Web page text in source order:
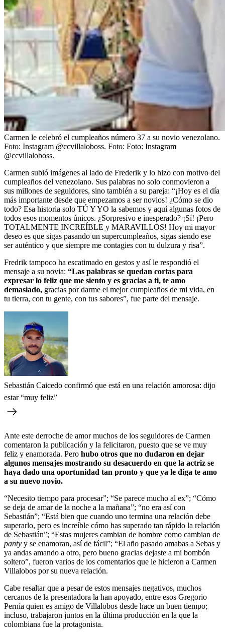
Carmen le celebró el cumpleaños número 37 a su novio venezolano.
Foto: Instagram @ccvillaloboss. Foto: Foto: Instagram
@ccvillaloboss.
Carmen subió imágenes al lado de Frederik y lo hizo con motivo del
cumpleaños del venezolano. Sus palabras no solo conmovieron a
sus millones de seguidores, sino también a su pareja: “¡Hoy es el día
más importante desde que empezamos a ser novios! ¿Cómo se dio
todo? Esa historia solo TÚ Y YO la sabemos y aquí algunas fotos de
todos esos momentos únicos. ¿Sorpresivo e inesperado? ¡Sí! ¡Pero
TOTALMENTE INCREÍBLE y MARAVILLOS! Hoy mi mayor
deseo es que sigas pasando un supercumpleaños, sigas siendo ese
ser auténtico y que siempre me contagies con tu dulzura y risa”.
Fredrik tampoco ha escatimado en gestos y así le respondió el
mensaje a su novia: “Las palabras se quedan cortas para
expresar lo feliz que me siento y es gracias a ti, te amo
demasiado, gracias por darme el mejor cumpleaños de mi vida, en
tu tierra, con tu gente, con tus sabores”, fue parte del mensaje.
Sebastián Caicedo confirmó que está en una relación amorosa: dijo
estar “muy feliz”
Ante este derroche de amor muchos de los seguidores de Carmen
comentaron la publicación y la felicitaron, puesto que se ve muy
feliz y enamorada. Pero hubo otros que no dudaron en dejar
algunos mensajes mostrando su desacuerdo en que la actriz se
haya dado una oportunidad tan pronto y que ya le diga te amo
a su nuevo novio.
“Necesito tiempo para procesar”; “Se parece mucho al ex”; “Cómo
se deja de amar de la noche a la mañana”; “no era así con
Sebastián”; “Está bien que cuando uno termina una relación debe
superarlo, pero es increíble cómo has superado tan rápido la relación
de Sebastián”; “Estas mujeres cambian de hombre como cambian de
panty y se enamoran, así de fácil”; “El año pasado amabas a Sebas y
ya andas amando a otro, pero bueno gracias dejaste a mi bombón
soltero”, fueron varios de los comentarios que le hicieron a Carmen
Villalobos por su nueva relación.
Cabe resaltar que a pesar de estos mensajes negativos, muchos
cercanos de la presentadora la han apoyado, entre esos Gregorio
Pernía quien es amigo de Villalobos desde hace un buen tiempo;
incluso, trabajaron juntos en la última producción en la que la
colombiana fue la protagonista.